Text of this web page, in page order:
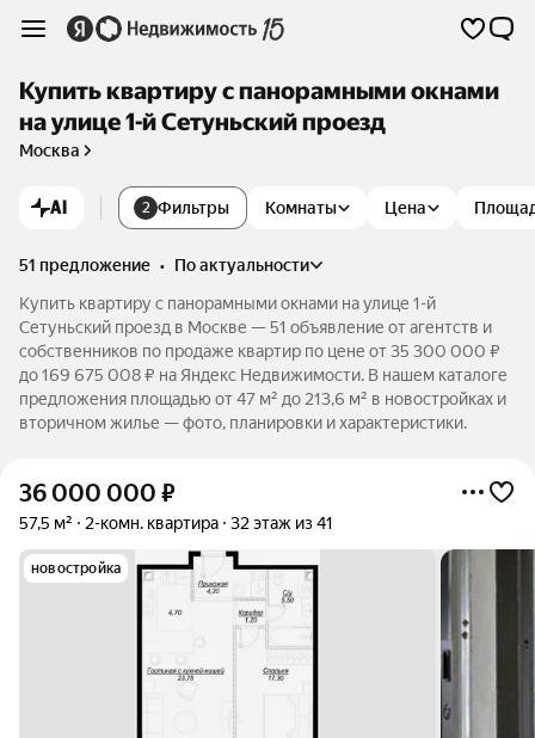
Купить квартиру с панорамными окнами
на улице 1-й Сетуньский проезд
Москва
AI 2 Фильтры Комнаты Цена
51 предложение •
по актуальности
Купить квартиру с панорамными окнами на улице 1-й
Сетуньский проезд в Москве — 51 объявление от агентств и
собственников по продаже квартир по цене от 35 300 000 ₽
до 169 675 008 ₽ на Яндекс Недвижимости. В нашем каталоге
предложения площадью от 47 м² до 213,6 м² в новостройках и
вторичном жилье — фото, планировки и характеристики.
36 000 000 ₽
57,5 м² 2-комн. квартира 32 этаж из 41
новостройка